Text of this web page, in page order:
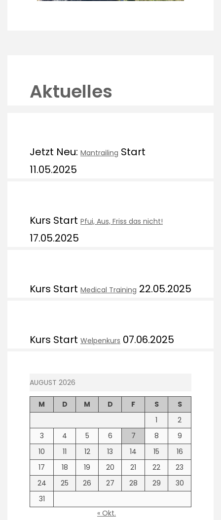
Aktuelles
Jetzt Neu: Mantrailing Start
11.05.2025
Kurs Start Pfui, Aus, Friss das nicht!
17.05.2025
Kurs Start Medical Training 22.05.2025
Kurs Start Welpenkurs 07.06.2025
AUGUST 2026
M D M D F S
S
1
2
3
4 5 6 7 8
9
10
11 12 13 14 15
16
17
18 19 20 21 22
23
24
25 26 27 28 29
30
31
« Okt.